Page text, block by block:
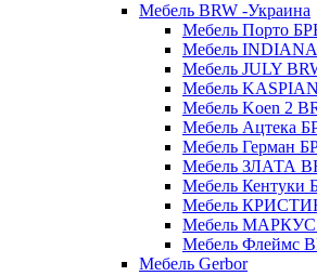
Мебель BRW -Украина
Мебель Порто
Мебель
Мебель JULY
Мебель
Мебель Koen 2
Мебель Ацтека
Мебель Герман
Мебель ЗЛАТА
Мебель Кентуки
Мебель
Мебель
Мебель Флеймс
Мебель Gerbor